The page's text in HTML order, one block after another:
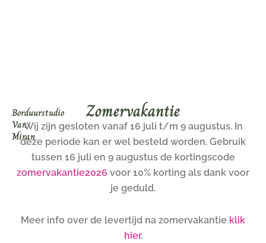
Borduurstudio
Van
Miran
Zomervakantie
Wij zijn gesloten vanaf 16 juli t/m 9 augustus. In
deze periode kan er wel besteld worden. Gebruik
tussen 16 juli en 9 augustus de kortingscode
zomervakantie2026 voor 10% korting als dank voor
je geduld.
Meer info over de levertijd na zomervakantie klik
hier.